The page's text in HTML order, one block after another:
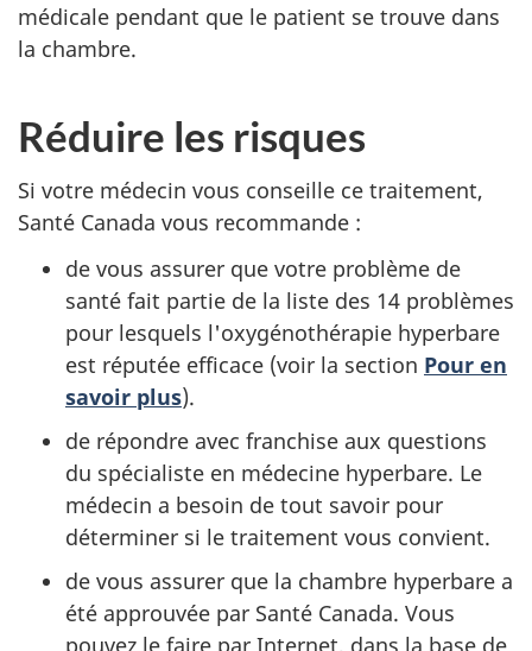
médicale pendant que le patient se trouve dans
la chambre.
Réduire les risques
Si votre médecin vous conseille ce traitement,
Santé Canada vous recommande :
de vous assurer que votre problème de
santé fait partie de la liste des 14 problèmes
pour lesquels l'oxygénothérapie hyperbare
est réputée efficace (voir la section Pour en
savoir plus).
de répondre avec franchise aux questions
du spécialiste en médecine hyperbare. Le
médecin a besoin de tout savoir pour
déterminer si le traitement vous convient.
de vous assurer que la chambre hyperbare a
été approuvée par Santé Canada. Vous
pouvez le faire par Internet, dans la base de